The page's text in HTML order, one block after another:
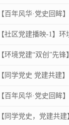
【百年风华·党史回
【社区党建播映-1】
【环境党建“双创”先
【同学党史 党建共建
【百年风华·党史回眸
【同学党史，党建共